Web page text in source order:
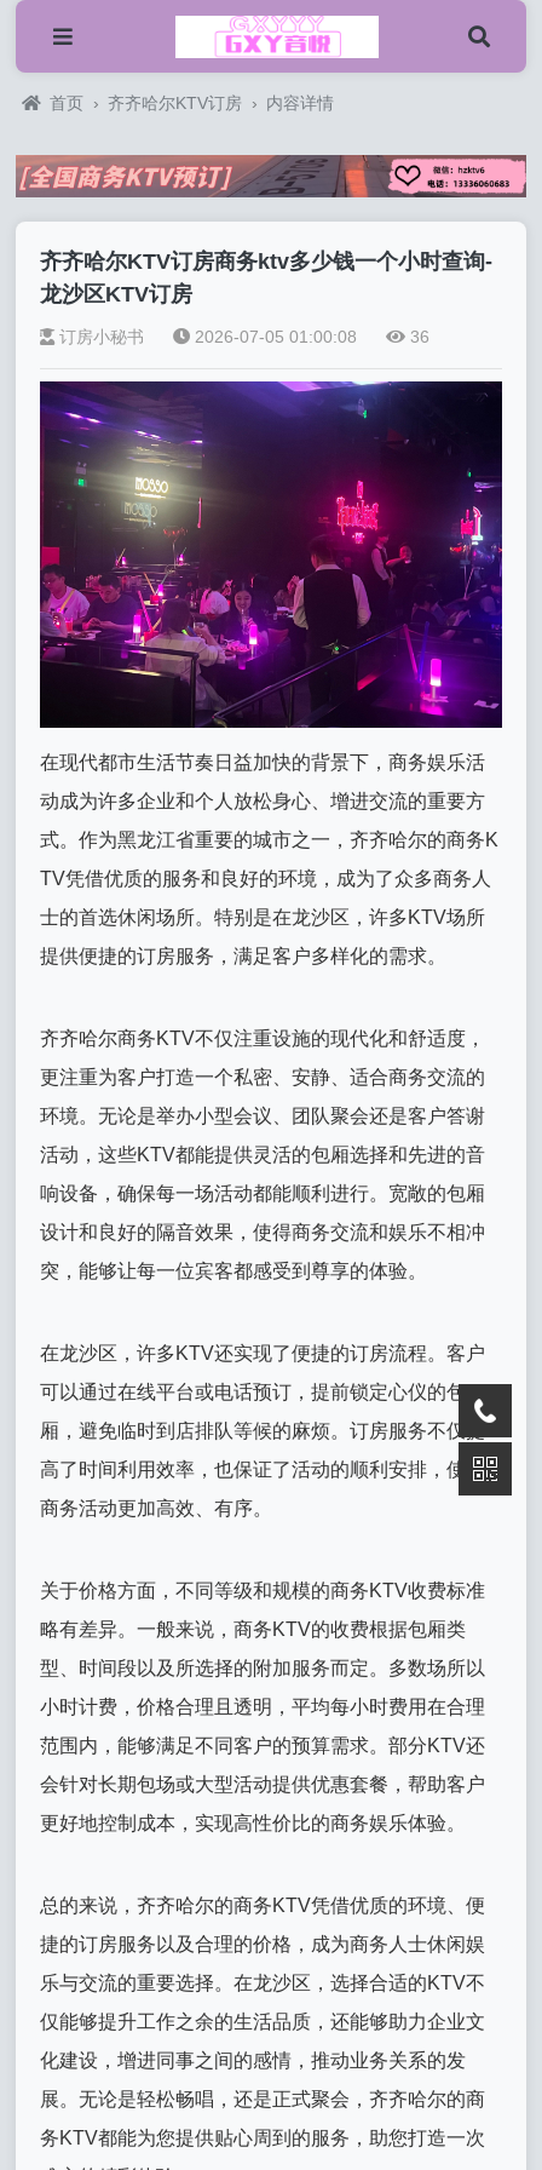
首页 › 齐齐哈尔KTV订房 › 内容详情
齐齐哈尔KTV订房商务ktv多少钱一个小时查询-
龙沙区KTV订房
订房小秘书 2026-07-05 01:00:08 36
在现代都市生活节奏日益加快的背景下，商务娱乐活
动成为许多企业和个人放松身心、增进交流的重要方
式。作为黑龙江省重要的城市之一，齐齐哈尔的商务K
TV凭借优质的服务和良好的环境，成为了众多商务人
士的首选休闲场所。特别是在龙沙区，许多KTV场所
提供便捷的订房服务，满足客户多样化的需求。
齐齐哈尔商务KTV不仅注重设施的现代化和舒适度，
更注重为客户打造一个私密、安静、适合商务交流的
环境。无论是举办小型会议、团队聚会还是客户答谢
活动，这些KTV都能提供灵活的包厢选择和先进的音
响设备，确保每一场活动都能顺利进行。宽敞的包厢
设计和良好的隔音效果，使得商务交流和娱乐不相冲
突，能够让每一位宾客都感受到尊享的体验。
在龙沙区，许多KTV还实现了便捷的订房流程。客户
可以通过在线平台或电话预订，提前锁定心仪的包
厢，避免临时到店排队等候的麻烦。订房服务不仅提
高了时间利用效率，也保证了活动的顺利安排，使得
商务活动更加高效、有序。
关于价格方面，不同等级和规模的商务KTV收费标准
略有差异。一般来说，商务KTV的收费根据包厢类
型、时间段以及所选择的附加服务而定。多数场所以
小时计费，价格合理且透明，平均每小时费用在合理
范围内，能够满足不同客户的预算需求。部分KTV还
会针对长期包场或大型活动提供优惠套餐，帮助客户
更好地控制成本，实现高性价比的商务娱乐体验。
总的来说，齐齐哈尔的商务KTV凭借优质的环境、便
捷的订房服务以及合理的价格，成为商务人士休闲娱
乐与交流的重要选择。在龙沙区，选择合适的KTV不
仅能够提升工作之余的生活品质，还能够助力企业文
化建设，增进同事之间的感情，推动业务关系的发
展。无论是轻松畅唱，还是正式聚会，齐齐哈尔的商
务KTV都能为您提供贴心周到的服务，助您打造一次